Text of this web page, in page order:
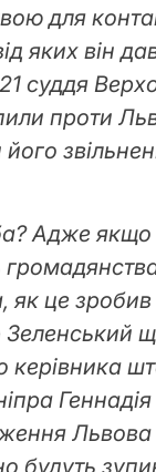
для
яких він
21 суддя
проти
Адже якщо
як це зробив
керівника
Львова
будуть